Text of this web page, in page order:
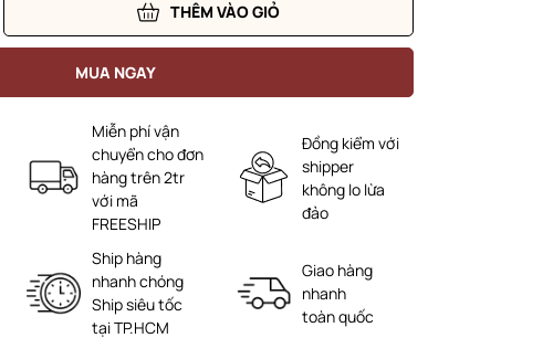
THÊM VÀO GIỎ
MUA NGAY
Miễn phí vận
chuyển cho đơn
hàng trên 2tr
với mã
FREESHIP
Đồng kiểm với
shipper
không lo lừa
đảo
Ship hàng
nhanh chóng
Ship siêu tốc
tại TP.HCM
Giao hàng
nhanh
toàn quốc